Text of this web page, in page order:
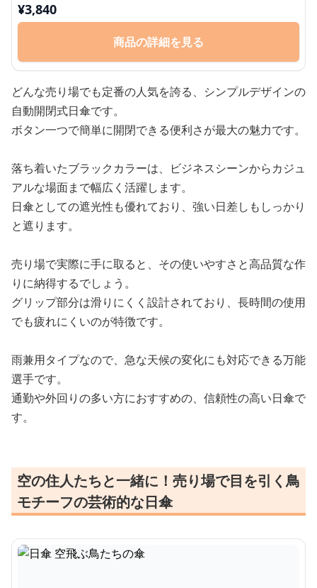
¥3,840
商品の詳細を見る
どんな売り場でも定番の人気を誇る、シンプルデザインの
自動開閉式日傘です。
ボタン一つで簡単に開閉できる便利さが最大の魅力です。
落ち着いたブラックカラーは、ビジネスシーンからカジュ
アルな場面まで幅広く活躍します。
日傘としての遮光性も優れており、強い日差しもしっかり
と遮ります。
売り場で実際に手に取ると、その使いやすさと高品質な作
りに納得するでしょう。
グリップ部分は滑りにくく設計されており、長時間の使用
でも疲れにくいのが特徴です。
雨兼用タイプなので、急な天候の変化にも対応できる万能
選手です。
通勤や外回りの多い方におすすめの、信頼性の高い日傘で
す。
空の住人たちと一緒に！売り場で目を引く鳥
モチーフの芸術的な日傘